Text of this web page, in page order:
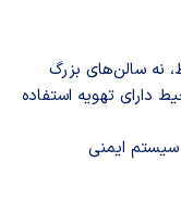
نه سالن‌های بزرگ
دارای تهویه استفاده
سیستم ایمنی